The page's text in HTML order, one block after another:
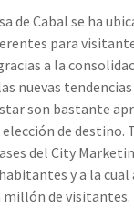
de Cabal se ha
para
a la
nuevas
son bastante
de destino.
del City
y a la
millón de visitantes.